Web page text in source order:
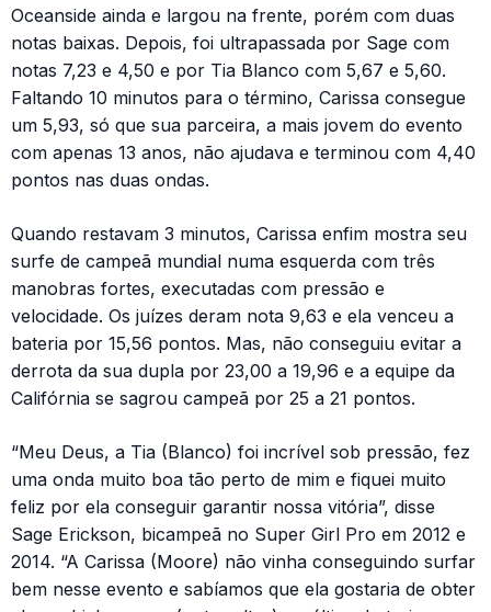
Oceanside ainda e largou na frente, porém com duas
notas baixas. Depois, foi ultrapassada por Sage com
notas 7,23 e 4,50 e por Tia Blanco com 5,67 e 5,60.
Faltando 10 minutos para o término, Carissa consegue
um 5,93, só que sua parceira, a mais jovem do evento
com apenas 13 anos, não ajudava e terminou com 4,40
pontos nas duas ondas.
Quando restavam 3 minutos, Carissa enfim mostra seu
surfe de campeã mundial numa esquerda com três
manobras fortes, executadas com pressão e
velocidade. Os juízes deram nota 9,63 e ela venceu a
bateria por 15,56 pontos. Mas, não conseguiu evitar a
derrota da sua dupla por 23,00 a 19,96 e a equipe da
Califórnia se sagrou campeã por 25 a 21 pontos.
“Meu Deus, a Tia (Blanco) foi incrível sob pressão, fez
uma onda muito boa tão perto de mim e fiquei muito
feliz por ela conseguir garantir nossa vitória”, disse
Sage Erickson, bicampeã no Super Girl Pro em 2012 e
2014. “A Carissa (Moore) não vinha conseguindo surfar
bem nesse evento e sabíamos que ela gostaria de obter